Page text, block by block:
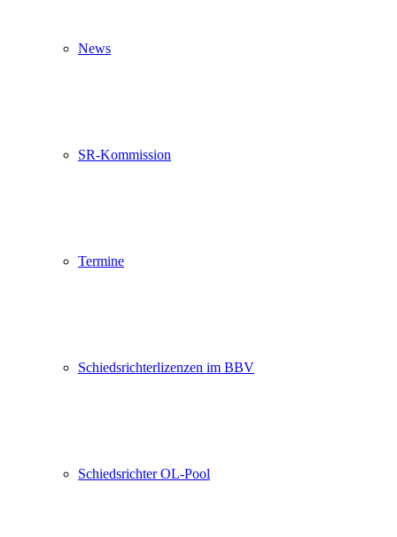
News
SR-Kommission
Termine
Schiedsrichterlizenzen im BBV
Schiedsrichter OL-Pool